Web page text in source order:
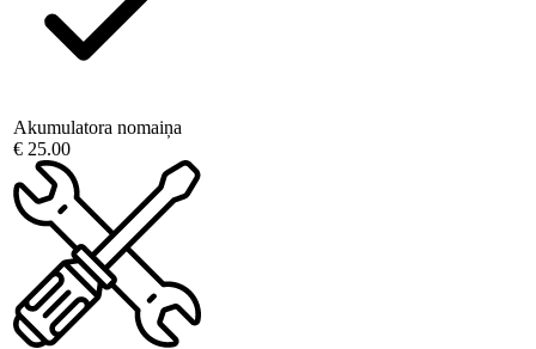
Akumulatora nomaiņa
€ 25.00